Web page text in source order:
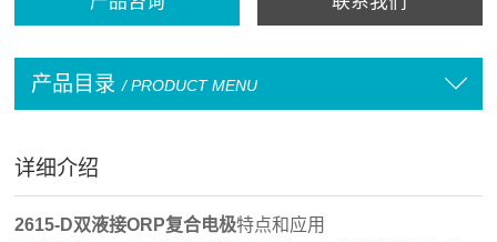
产品目录 / PRODUCT MENU
详细介绍
2615-D双液接ORP复合电极特点和应用